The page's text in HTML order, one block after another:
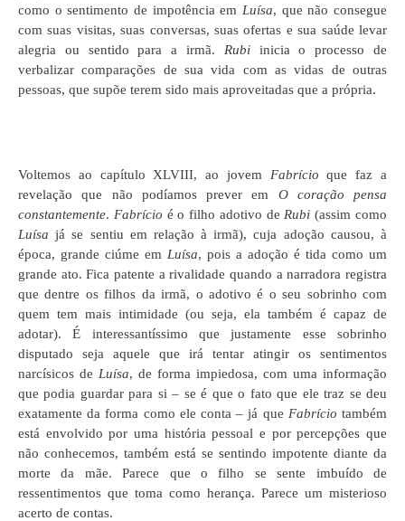
como o sentimento de impotência em Luísa, que não consegue
com suas visitas, suas conversas, suas ofertas e sua saúde levar
alegria ou sentido para a irmã. Rubiinicia o processo de
verbalizar comparações de sua vida com as vidas de outras
pessoas, que supõe terem sido mais aproveitadas que a própria.
Voltemos ao capítulo XLVIII, ao jovem Fabrício que faz a
revelação que não podíamos prever em O coração pensa
constantemente. Fabrício é o filho adotivo de Rubi(assim como
Luísa já se sentiu em relação à irmã), cuja adoção causou, à
época, grande ciúme em Luísa, pois a adoção é tida como um
grande ato. Fica patente a rivalidade quando a narradora registra
que dentre os filhos da irmã, o adotivo é o seu sobrinho com
quem tem mais intimidade (ou seja, ela também é capaz de
adotar). É interessantíssimo que justamente esse sobrinho
disputado seja aquele que irá tentar atingir os sentimentos
narcísicos de Luísa, de forma impiedosa, com uma informação
que podia guardar para si – se é que o fato que ele traz se deu
exatamente da forma como ele conta – já que Fabrício também
está envolvido por uma história pessoal e por percepções que
não conhecemos, também está se sentindo impotente diante da
morte da mãe. Parece que o filho se sente imbuído de
ressentimentos que toma como herança. Parece um misterioso
acerto de contas.